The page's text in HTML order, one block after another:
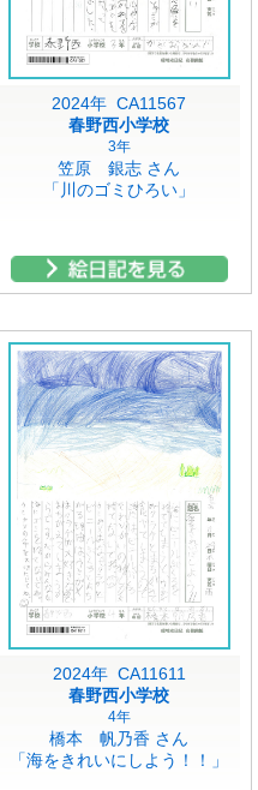
2024年 CA11567
春野西小学校
3年
笠原 銀志 さん
「川のゴミひろい」
2024年 CA11611
春野西小学校
4年
橋本 帆乃香 さん
「海をきれいにしよう！！」